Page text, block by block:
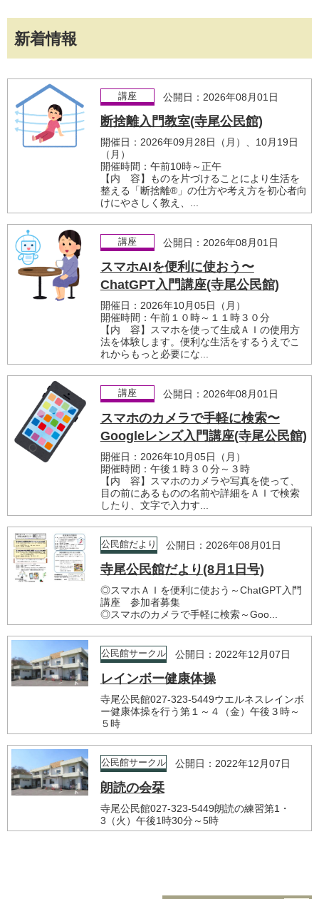
新着情報
講座 公開日：2026年08月01日
断捨離入門教室(寺尾公民館)
開催日：2026年09月28日（月）、10月19日
（月）
開催時間：午前10時～正午
【内 容】ものを片づけることにより生活を
整える「断捨離®」の仕方や考え方を初心者向
けにやさしく教え、...
講座 公開日：2026年08月01日
スマホAIを便利に使おう〜
ChatGPT入門講座(寺尾公民館)
開催日：2026年10月05日（月）
開催時間：午前１０時～１１時３０分
【内 容】スマホを使って生成ＡＩの使用方
法を体験します。便利な生活をするうえでこ
れからもっと必要にな...
講座 公開日：2026年08月01日
スマホのカメラで手軽に検索〜
Googleレンズ入門講座(寺尾公民館)
開催日：2026年10月05日（月）
開催時間：午後１時３０分～３時
【内 容】スマホのカメラや写真を使って、
目の前にあるものの名前や詳細をＡＩで検索
したり、文字で入力す...
公民館だより 公開日：2026年08月01日
寺尾公民館だより(8月1日号)
◎スマホＡＩを便利に使おう～ChatGPT入門
講座 参加者募集
◎スマホのカメラで手軽に検索～Goo...
公民館サークル 公開日：2022年12月07日
レインボー健康体操
寺尾公民館027-323-5449ウエルネスレインボ
ー健康体操を行う第１～４（金）午後３時～
５時
公民館サークル 公開日：2022年12月07日
朗読の会栞
寺尾公民館027-323-5449朗読の練習第1・
3（火）午後1時30分～5時